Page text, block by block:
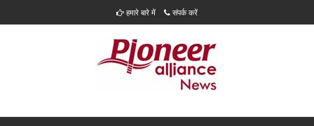
हमारे बारे में संपर्क करें